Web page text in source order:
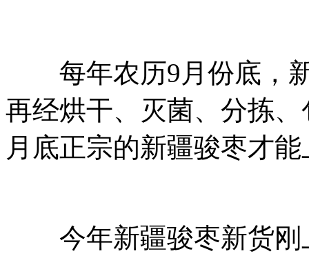
每年农历9月份底，新
再经烘干、灭菌、分拣
月底正宗的新疆骏枣才
今年新疆骏枣新货刚